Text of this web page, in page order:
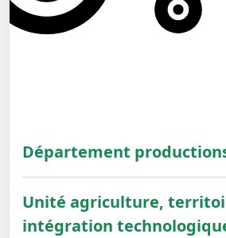
Département
Unité agriculture,
intégration